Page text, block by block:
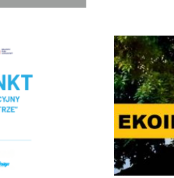
EKOINTERWENCJA